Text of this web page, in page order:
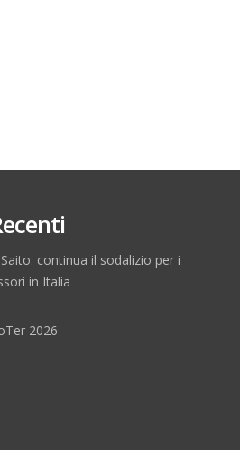
continua il sodalizio per i
in Italia
2026